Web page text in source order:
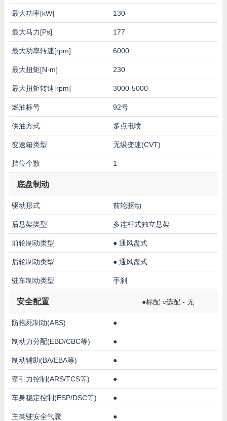
最大功率[kW] 130
最大马力[Ps] 177
最大功率转速[rpm] 6000
最大扭矩[N·m] 230
最大扭矩转速[rpm] 3000-5000
燃油标号 92号
供油方式 多点电喷
变速箱类型 无级变速(CVT)
挡位个数 1
底盘制动
驱动形式 前轮驱动
后悬架类型 多连杆式独立悬架
前轮制动类型 ● 通风盘式
后轮制动类型 ● 通风盘式
驻车制动类型 手刹
安全配置 ●标配 ○选配 - 无
防抱死制动(ABS) ●
制动力分配(EBD/CBC等) ●
制动辅助(BA/EBA等) ●
牵引力控制(ARS/TCS等) ●
车身稳定控制(ESP/DSC等) ●
主驾驶安全气囊 ●